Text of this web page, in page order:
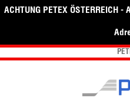
ACHTUNG PETEX